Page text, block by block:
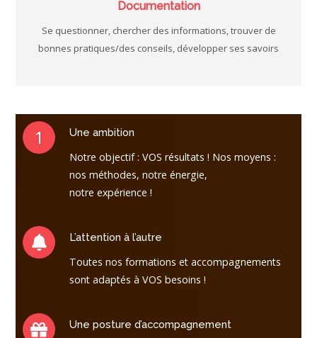
Documentation
Se questionner, chercher des informations, trouver de
bonnes pratiques/des conseils, développer ses savoirs
1 Une ambition
Notre objectif : VOS résultats ! Nos moyens :
nos méthodes, notre énergie,
notre expérience !
L’attention à l’autre
Toutes nos formations et accompagnements
sont adaptés à VOS besoins !
Une posture d’accompagnement